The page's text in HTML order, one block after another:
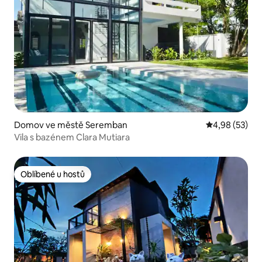
Domov ve městě Seremban Průměrné
4,98 (53)
Vila s bazénem Clara Mutiara
Oblíbené u hostů
Oblíbené u hostů